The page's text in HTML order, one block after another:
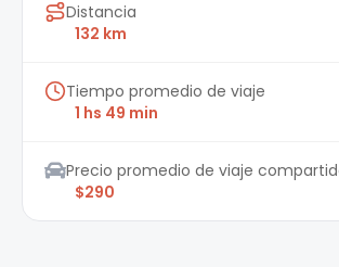
Distancia
132 km
Tiempo promedio de viaje
1 hs 49 min
Precio promedio de viaje
$290